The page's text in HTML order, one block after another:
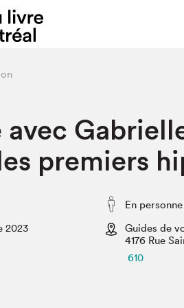
Programmation
Matinées scolaires
SLM PRO
Liste des auteur·rice·s
avec
premiers
En personne
2023
Guides de
4176 Rue
610